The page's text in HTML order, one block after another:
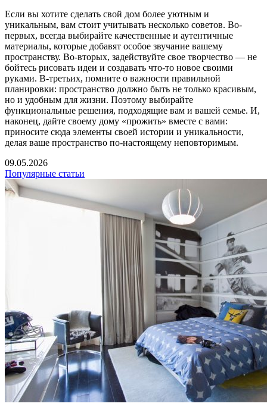
Если вы хотите сделать свой дом более уютным и
уникальным, вам стоит учитывать несколько советов. Во-
первых, всегда выбирайте качественные и аутентичные
материалы, которые добавят особое звучание вашему
пространству. Во-вторых, задействуйте свое творчество — не
бойтесь рисовать идеи и создавать что-то новое своими
руками. В-третьих, помните о важности правильной
планировки: пространство должно быть не только красивым,
но и удобным для жизни. Поэтому выбирайте
функциональные решения, подходящие вам и вашей семье. И,
наконец, дайте своему дому «прожить» вместе с вами:
приносите сюда элементы своей истории и уникальности,
делая ваше пространство по-настоящему неповторимым.
09.05.2026
Популярные статьи